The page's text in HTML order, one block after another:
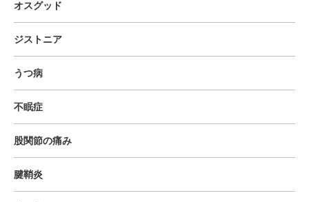
オスグッド
ジストニア
うつ病
不眠症
股関節の痛み
腱鞘炎